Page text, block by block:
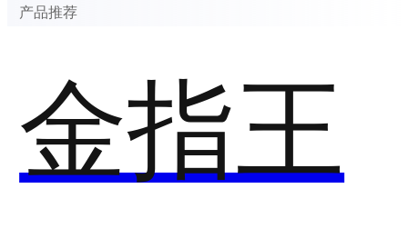
产品推荐
金指王